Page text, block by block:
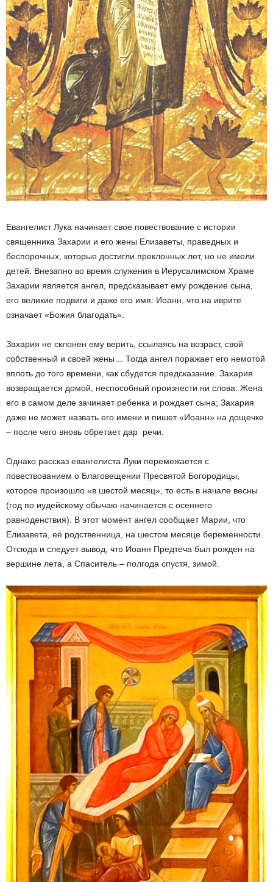
Евангелист Лука начинает свое повествование с истории
священника Захарии и его жены Елизаветы, праведных и
беспорочных, которые достигли преклонных лет, но не имели
детей. Внезапно во время служения в Иерусалимском Храме
Захарии является ангел, предсказывает ему рождение сына,
его великие подвиги и даже его имя: Иоанн, что на иврите
означает «Божия благодать».
Захария не склонен ему верить, ссылаясь на возраст, свой
собственный и своей жены… Тогда ангел поражает его немотой
вплоть до того времени, как сбудется предсказание. Захария
возвращается домой, неспособный произнести ни слова. Жена
его в самом деле зачинает ребенка и рождает сына; Захария
даже не может назвать его имени и пишет «Иоанн» на дощечке
– после чего вновь обретает дар речи.
Однако рассказ евангелиста Луки перемежается с
повествованием о Благовещении Пресвятой Богородицы,
которое произошло «в шестой месяц», то есть в начале весны
(год по иудейскому обычаю начинается с осеннего
равноденствия). В этот момент ангел сообщает Марии, что
Елизавета, её родственница, на шестом месяце беременности.
Отсюда и следует вывод, что Иоанн Предтеча был рожден на
вершине лета, а Спаситель – полгода спустя, зимой.